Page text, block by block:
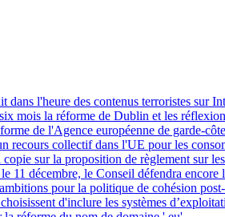
dans l'heure des contenus terroristes sur
mois la réforme de Dublin et les
de l'Agence européenne de garde-
recours collectif dans l'UE pour les
sur la proposition de règlement sur
11 décembre, le Conseil défendra encore
pour la politique de cohésion
d'inclure les systèmes